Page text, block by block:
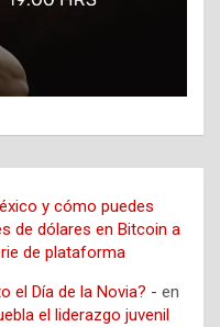
y cómo puedes
de dólares en Bitcoin a
de plataforma
el Día de la Novia? - en
el liderazgo juvenil